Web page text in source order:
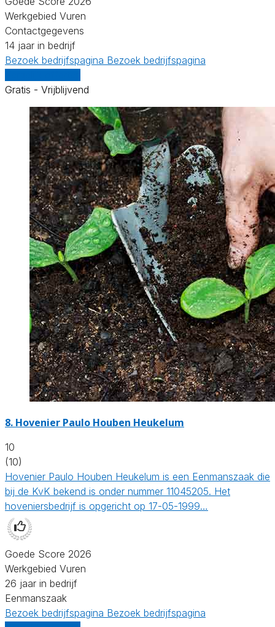
Werkgebied Vuren
Contactgegevens
14 jaar in bedrijf
Bezoek bedrijfspagina Bezoek bedrijfspagina
Gratis - Vrijblijvend
8. Hovenier Paulo Houben Heukelum
10
(10)
Hovenier Paulo Houben Heukelum is een Eenmanszaak die
bij de KvK bekend is onder nummer 11045205. Het
hoveniersbedrijf is opgericht op 17-05-1999…
Goede Score 2026
Werkgebied Vuren
26 jaar in bedrijf
Eenmanszaak
Bezoek bedrijfspagina Bezoek bedrijfspagina